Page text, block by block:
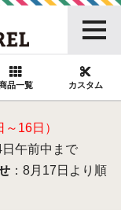
品一覧 カスタム
16日）
午前中まで
：8月17日より順